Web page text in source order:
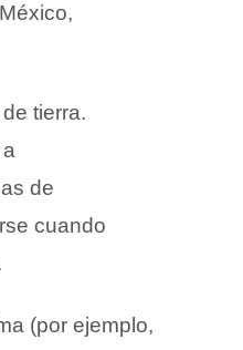
tierra.
de
cuando
(por ejemplo,